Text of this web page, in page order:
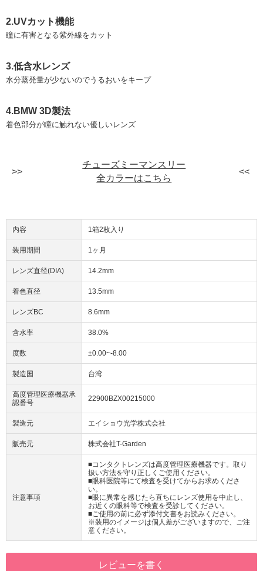
2.UVカット機能
瞳に有害となる紫外線をカット
3.低含水レンズ
水分蒸発量が少ないのでうるおいをキープ
4.BMW 3D製法
着色部分が瞳に触れない優しいレンズ
チューズミーマンスリー
全カラーはこちら
内容 1箱2枚入り
装用期間 1ヶ月
レンズ直径(DIA) 14.2mm
着色直径 13.5mm
レンズBC 8.6mm
含水率 38.0%
度数 ±0.00~-8.00
製造国 台湾
高度管理医療機器承
認番号
22900BZX00215000
製造元 エイショウ光学株式会社
販売元 株式会社T-Garden
注意事項
■コンタクトレンズは高度管理医療機器です。取り
扱い方法を守り正しくご使用ください。
■眼科医院等にて検査を受けてからお求めくださ
い。
■眼に異常を感じたら直ちにレンズ使用を中止し、
お近くの眼科等で検査を受診してください。
■ご使用の前に必ず添付文書をお読みください。
※装用のイメージは個人差がございますので、ご注
意ください。
レビューを書く